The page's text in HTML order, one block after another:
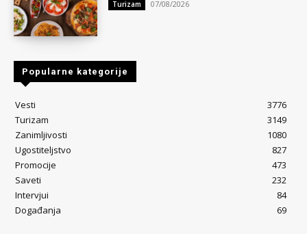
Turizam 07/08/2026
Popularne kategorije
Vesti
3776
Turizam
3149
Zanimljivosti
1080
Ugostiteljstvo
827
Promocije
473
Saveti
232
Intervjui
84
Događanja
69